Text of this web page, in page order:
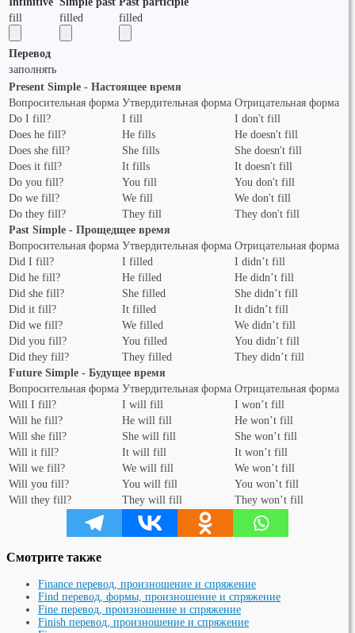
fill
filled filled
Перевод
заполнять
Present Simple - Настоящее время
Вопросительная форма Утвердительная форма Отрицательная форма
Do I fill?
I fill
I don't fill
Does he fill?
He fills
He doesn't fill
Does she fill?
She fills
She doesn't fill
Does it fill?
It fills
It doesn't fill
Do you fill?
You fill
You don't fill
Do we fill?
We fill
We don't fill
Do they fill?
They fill
They don't fill
Past Simple - Прощедщее время
Вопросительная форма Утвердительная форма Отрицательная форма
Did I fill?
I filled
I didn’t fill
Did he fill?
He filled
He didn’t fill
Did she fill?
She filled
She didn’t fill
Did it fill?
It filled
It didn’t fill
Did we fill?
We filled
We didn’t fill
Did you fill?
You filled
You didn’t fill
Did they fill?
They filled
They didn’t fill
Future Simple - Будущее время
Вопросительная форма Утвердительная форма Отрицательная форма
Will I fill?
I will fill
I won’t fill
Will he fill?
He will fill
He won’t fill
Will she fill?
She will fill
She won’t fill
Will it fill?
It will fill
It won’t fill
Will we fill?
We will fill
We won’t fill
Will you fill?
You will fill
You won’t fill
Will they fill?
They will fill They won’t fill
Смотрите также
Finance перевод, произношение и спряжение
Find перевод, формы, произношение и спряжение
Fine перевод, произношение и спряжение
Finish перевод, произношение и спряжение